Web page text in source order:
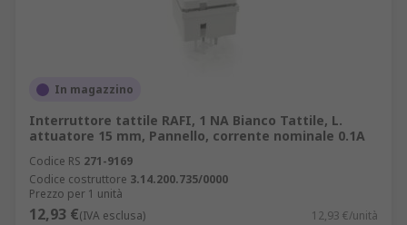
In magazzino
Interruttore tattile RAFI, 1 NA Bianco Tattile, L.
attuatore 15 mm, Pannello, corrente nominale 0.1A
Codice RS 271-9169
Codice costruttore 3.14.200.735/0000
Prezzo per 1 unità
12,93 €(IVA esclusa) 12,93 €/unità